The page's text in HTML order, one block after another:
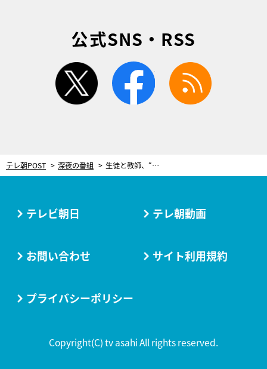
公式SNS・RSS
twitter facebook
テレ朝POST 深夜の番組 生徒と教師、“禁断の恋”の行方は…『女子高生の無駄づかい』ついに最終回！
テレビ朝日 テレ朝動画
お問い合わせ サイト利用規約
プライバシーポリシー
Copyright(C) tv asahi All rights reserved.